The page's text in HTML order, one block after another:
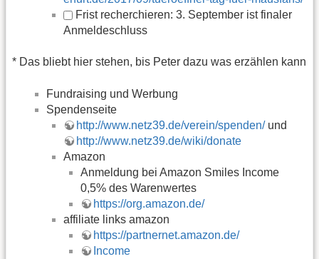
Frist recherchieren: 3. September ist finaler
Anmeldeschluss
* Das bliebt hier stehen, bis Peter dazu was erzählen kann
Fundraising und Werbung
Spendenseite
http://www.netz39.de/verein/spenden/und
http://www.netz39.de/wiki/donate
Amazon
Anmeldung bei Amazon Smiles Income
0,5% des Warenwertes
https://org.amazon.de/
affiliate links amazon
https://partnernet.amazon.de/
Income